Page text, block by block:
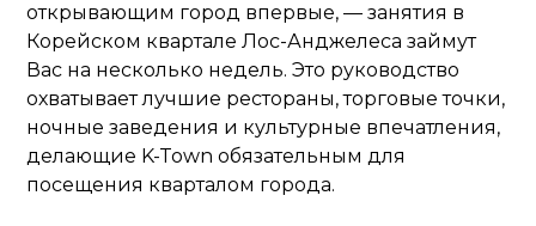
открывающим город впервые, — занятия в
Корейском квартале Лос-Анджелеса займут
Вас на несколько недель. Это руководство
охватывает лучшие рестораны, торговые точки,
ночные заведения и культурные впечатления,
делающие K-Town обязательным для
посещения кварталом города.